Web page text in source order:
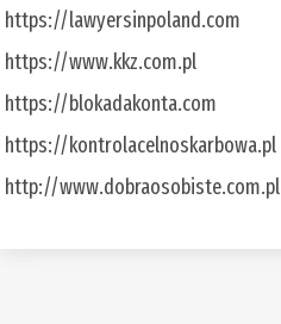
https://lawyersinpoland.com
https://www.kkz.com.pl
https://blokadakonta.com
https://kontrolacelnoskarbowa.pl
http://www.dobraosobiste.com.pl